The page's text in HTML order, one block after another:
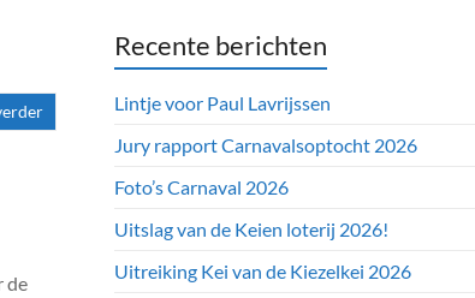
de
Recente berichten
Lintje voor Paul Lavrijssen
Jury rapport Carnavalsoptocht 2026
Foto’s Carnaval 2026
Uitslag van de Keien loterij 2026!
Uitreiking Kei van de Kiezelkei 2026